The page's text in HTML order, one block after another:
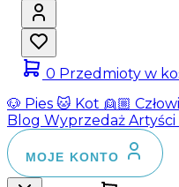
0 Przedmioty w
🐶 Pies 🐱 Kot 👱🏼
Blog Wyprzedaż Artyści
MOJE KONTO